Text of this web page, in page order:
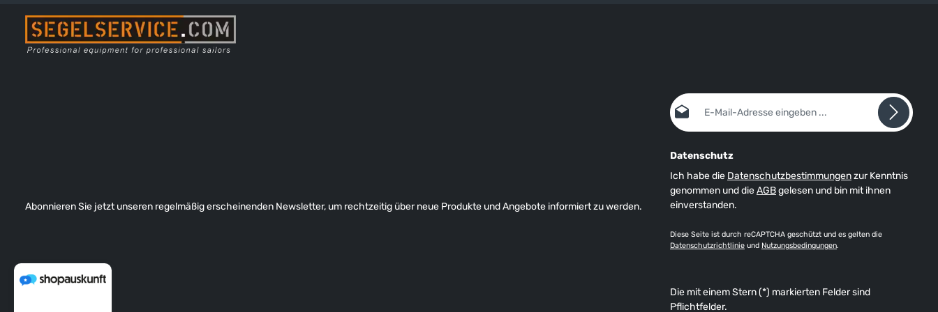
Abonnieren Sie jetzt unseren regelmäßig erscheinenden Newsletter, um rechtzeitig über neue Produkte und Angebote informiert zu werden.
E-Mail-Adresse*
Datenschutz
Ich habe die Datenschutzbestimmungenzur Kenntnis
genommen und dieAGBgelesen und bin mit ihnen
einverstanden.
Diese Seite ist durch reCAPTCHA geschützt und es gelten die
Datenschutzrichtlinie und Nutzungsbedingungen.
Die mit einem Stern (*) markierten Felder sind
Pflichtfelder.